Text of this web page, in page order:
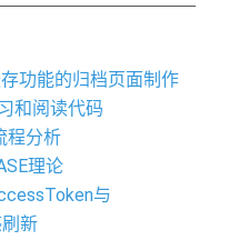
功能的归档页面制作
和阅读代码
程分析
理论
与
新